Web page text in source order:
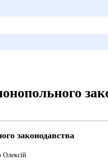
законодавства
Олексій